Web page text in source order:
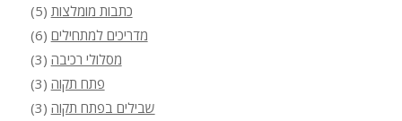
כתבות מומלצות (5)
מדריכים למתחילים (6)
מסלולי רכיבה (3)
פתח תקוה (3)
שבילים בפתח תקוה (3)